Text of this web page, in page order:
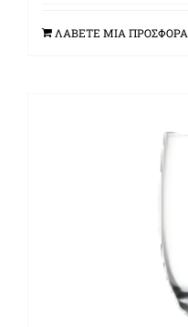
ΛΑΒΕΤΕ ΜΙΑ ΠΡΟΣΦΟΡΑ